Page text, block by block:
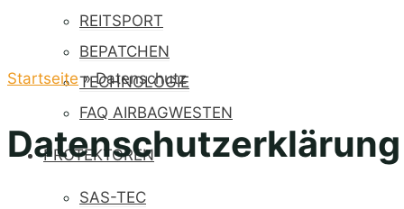
REITSPORT
BEPATCHEN
TECHNOLOGIE
FAQ AIRBAGWESTEN
PROTEKTOREN
SAS-TEC
Startseite»Datenschutz
Datenschutzerklärung